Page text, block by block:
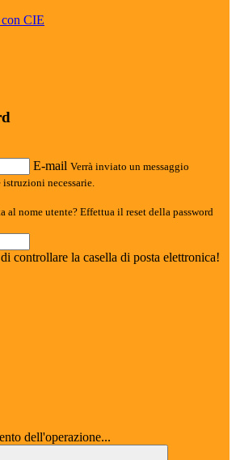
CIE
E-mail Verrà inviato un messaggio
necessarie.
al nome utente? Effettua il reset della password
controllare la casella di posta elettronica!
dell'operazione...